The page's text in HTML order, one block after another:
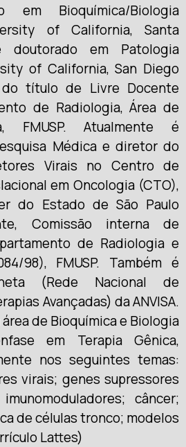
em Bioquímica/Biologia
of California, Santa
doutorado em Patologia
of California, San Diego
do título de Livre Docente
de Radiologia, Área de
FMUSP. Atualmente é
Médica e diretor do
Virais no Centro de
em Oncologia (CTO),
do Estado de São Paulo
Comissão interna de
de Radiologia e
98), FMUSP. Também é
(Rede Nacional de
Avançadas) da ANVISA.
de Bioquímica e Biologia
em Terapia Gênica,
nos seguintes temas:
virais; genes supressores
câncer;
de células tronco; modelos
Lattes)